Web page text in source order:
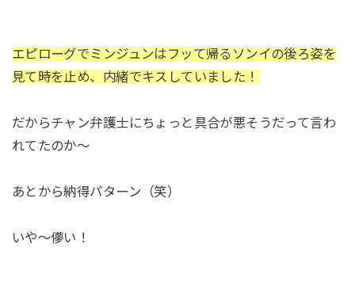
エピローグでミンジュンはフッて帰るソンイの後ろ姿を
見て時を止め、内緒でキスしていました！
だからチャン弁護士にちょっと具合が悪そうだって言わ
れてたのか～
あとから納得パターン（笑）
いや～儚い！